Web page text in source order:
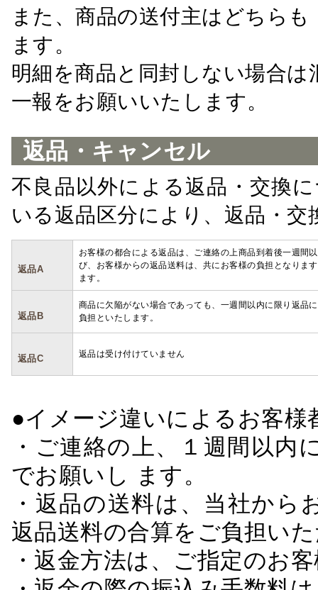
また、商品の送付主はどちら
ます。
明細を商品と同封しない場合
一報をお願いいたします。
返品・キャンセル
不良品以外による返品・交換
いる返品区分により、返品・
返品A
お客様の都合による返品は、ご連絡の上商品到着後一週間
び、お客様からの返品送料は、共にお客様の負担となりま
ます。
返品B
商品に欠陥がない場合であっても、一週間以内に限り返品
負担といたします。
返品C 返品は受け付けていません
●イメージ違いによるお客
・ご連絡の上、１週間以
でお願いし ます。
・返品の送料は、当社か
返品送料の合算をご負担い
・返金方法は、ご指定のお